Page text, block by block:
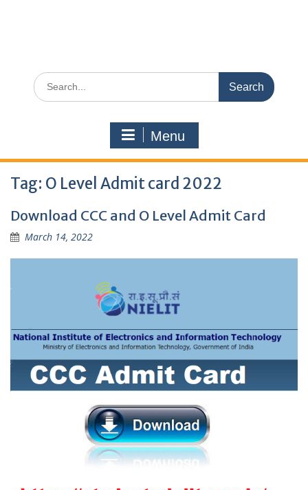
Search
for:
Menu
Tag: O Level Admit card 2022
Download CCC and O Level Admit Card
March 14, 2022